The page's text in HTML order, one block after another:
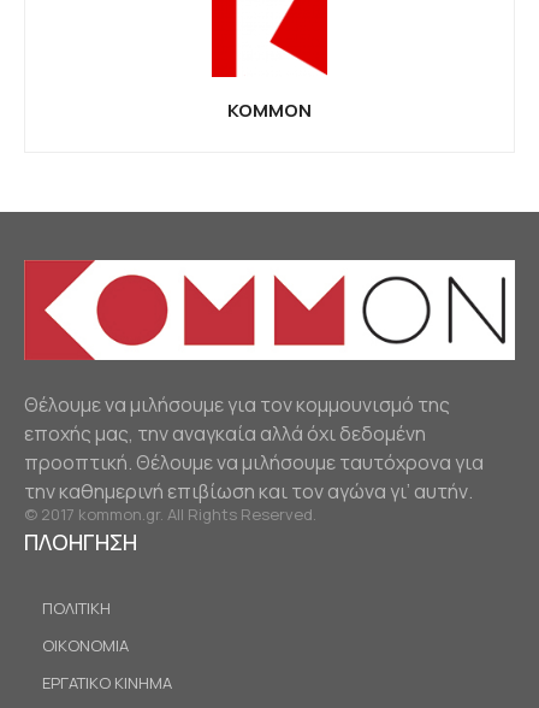
KOMMON
Θέλουμε να μιλήσουμε για τον κομμουνισμό της
εποχής μας, την αναγκαία αλλά όχι δεδομένη
προοπτική. Θέλουμε να μιλήσουμε ταυτόχρονα για
την καθημερινή επιβίωση και τον αγώνα γι’ αυτήν.
© 2017 kommon.gr. All Rights Reserved.
ΠΛΟΗΓΗΣΗ
ΠΟΛΙΤΙΚΗ
ΟΙΚΟΝΟΜΙΑ
ΕΡΓΑΤΙΚΟ ΚΙΝΗΜΑ